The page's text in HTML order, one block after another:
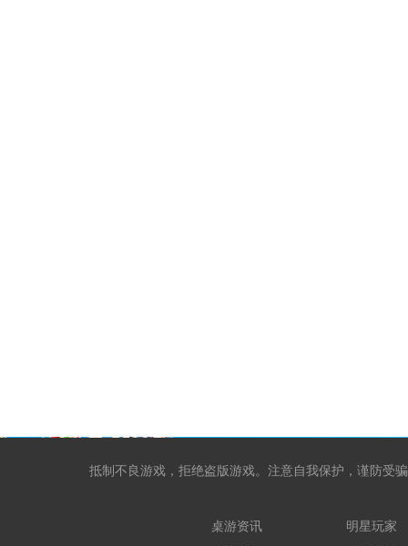
抵制不良游戏，拒绝盗版游戏。注意自我保护，谨防受
桌游资讯
明星玩家